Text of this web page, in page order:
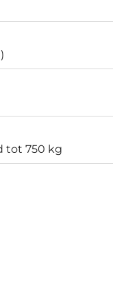
tot 750 kg